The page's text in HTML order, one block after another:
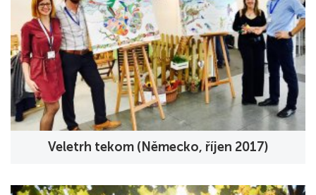
Veletrh tekom (Německo, říjen 2017)